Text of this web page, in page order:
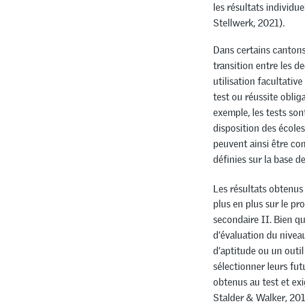
les résultats
Stellwerk, 2021).
Dans certains
transition entre les
utilisation facultative
test ou réussite
exemple, les tests
disposition des
peuvent ainsi être
définies sur la base
Les résultats
plus en plus sur le
secondaire II. Bien
d’évaluation du
d’aptitude ou un
sélectionner leurs
obtenus au test et
Stalder & Walker,